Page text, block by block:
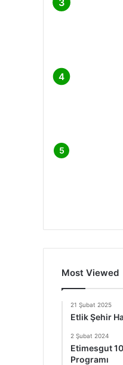
Most Viewed
21 Şubat 2025
Etlik Şehir
2 Şubat 2024
Etimesgut
Programı